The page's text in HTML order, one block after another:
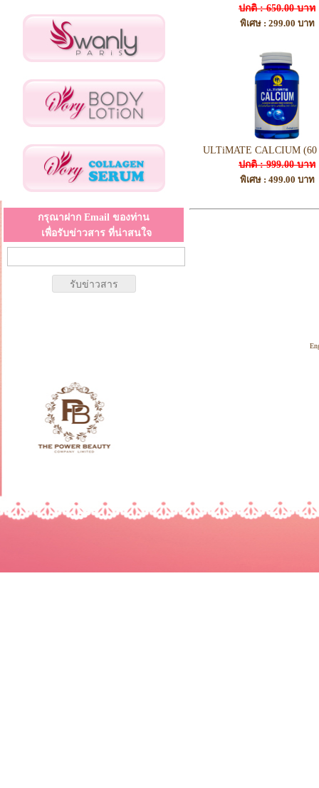
กรุณาฝาก Email ของท่าน
เพื่อรับข่าวสาร ที่น่าสนใจ
ปกติ : 650.00 บาท
พิเศษ : 299.00 บาท
ULTiMATE CALCIUM (60
ปกติ : 999.00 บาท
พิเศษ : 499.00 บาท